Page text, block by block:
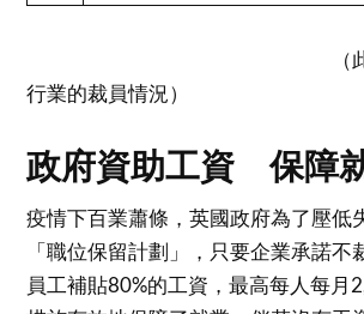
（此表僅列
行業的裁員情況）
政府資助工資 保障
疫情下百業蕭條，英國政府為了壓低
「職位保留計劃」，只要企業承諾不
員工補貼80%的工資，最高每人每月